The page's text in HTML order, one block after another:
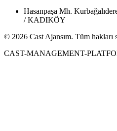
Hasanpaşa Mh.
/ KADIKÖY
© 2026 Cast Ajansım. Tüm hakları
CAST-MANAGEMENT-